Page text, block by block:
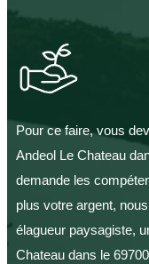
Pour ce faire, vous
Andeol Le Chateau
demande les
plus votre argent,
élagueur paysagiste,
Chateau dans le